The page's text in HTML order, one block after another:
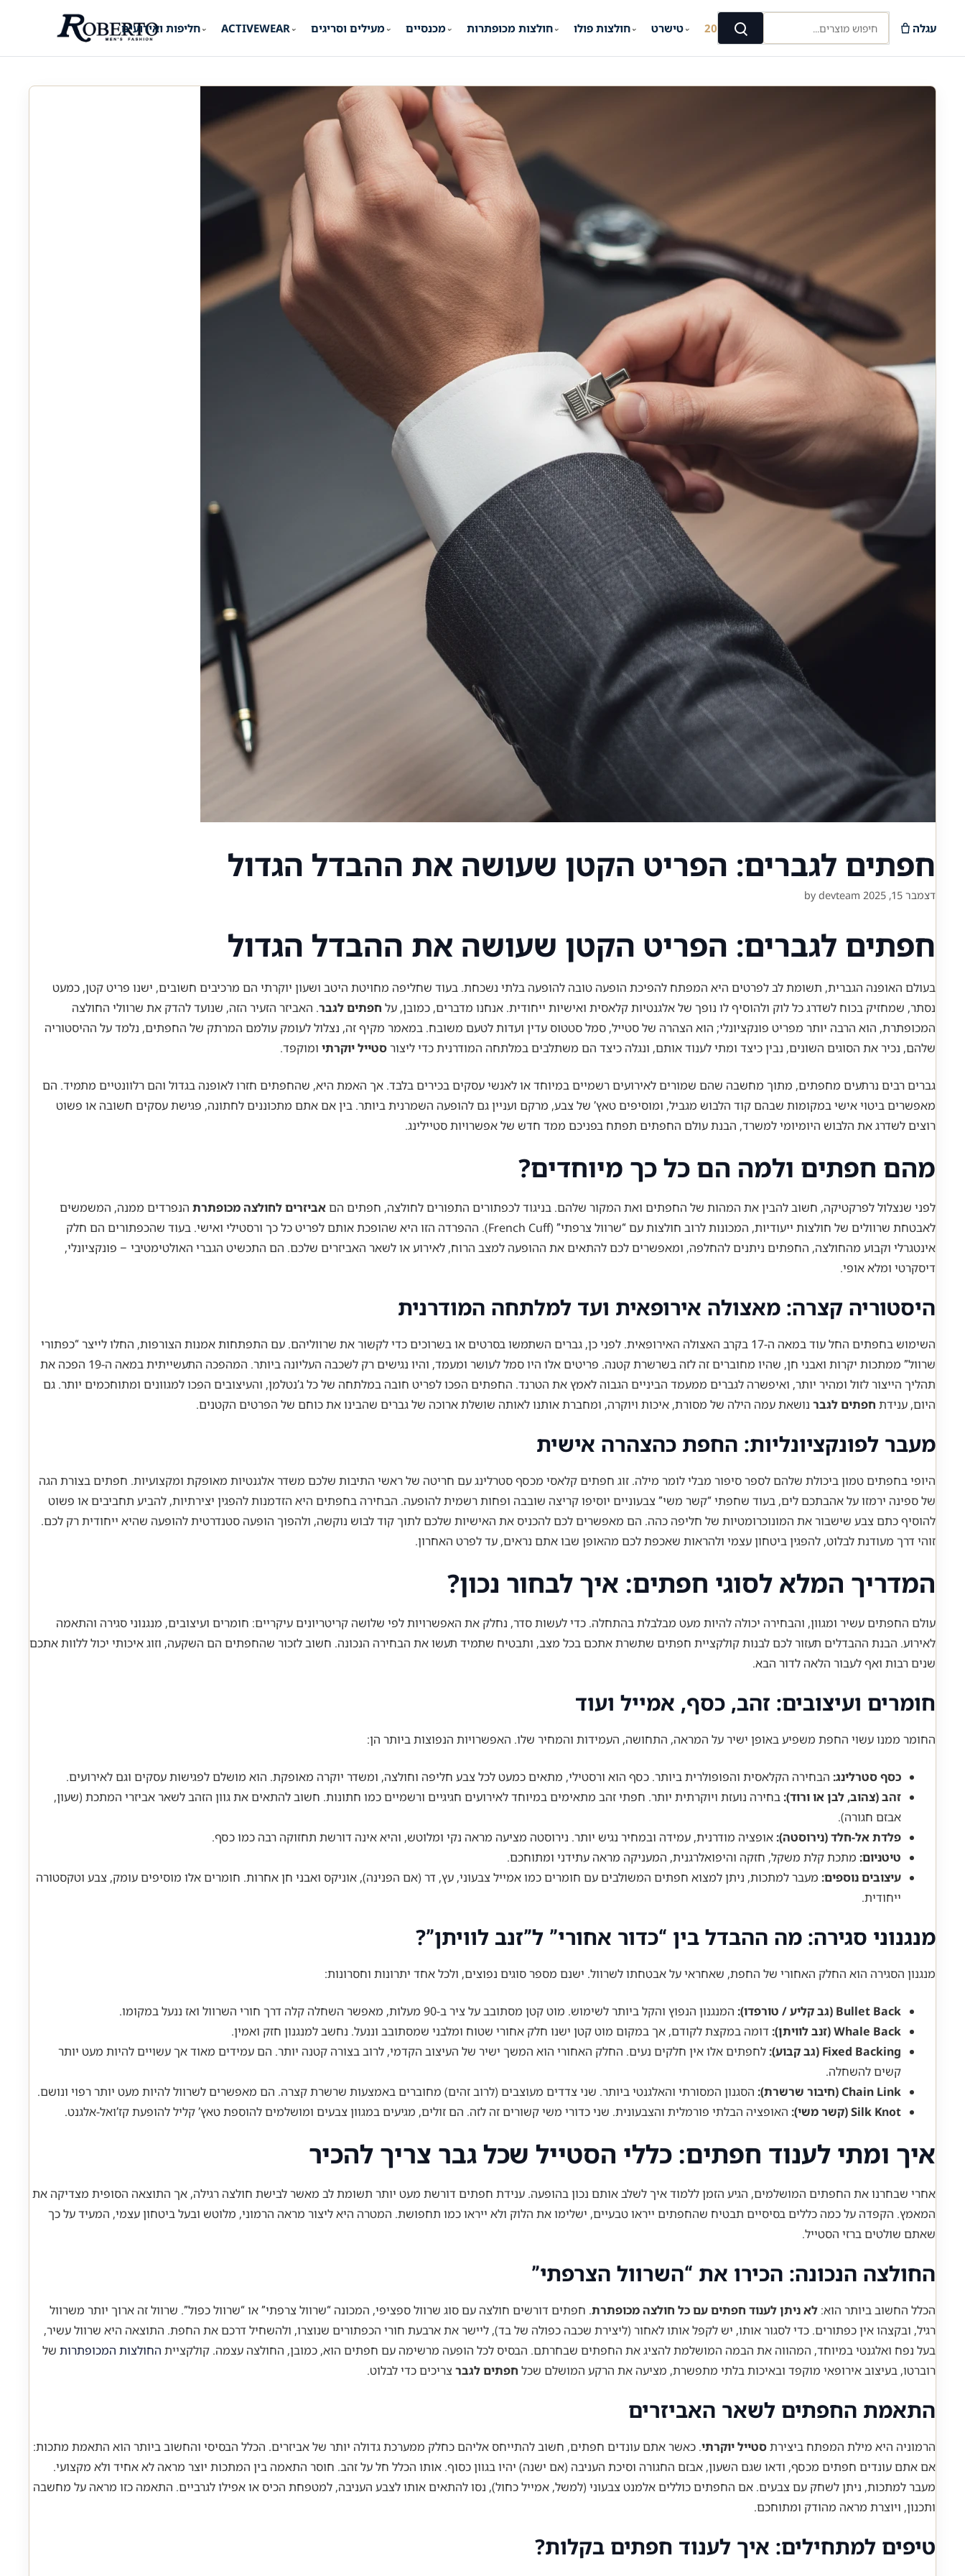
חליפות ואירועים⌄ ACTIVEWEAR ⌄ מעילים וסריגים⌄ מכנסיים⌄ חולצות מכופתרות⌄ חולצות פולו⌄ טישרט⌄ קיץ 2026 חיפוש מוצרים...
חיפוש עגלה
חפתים לגברים: הפריט הקטן שעושה את ההבדל הגדול
דצמבר 15, 2025 by devteam
חפתים לגברים: הפריט הקטן שעושה את ההבדל הגדול
בעולם האופנה הגברית, תשומת לב לפרטים היא המפתח להפיכת הופעה טובה להופעה בלתי נשכחת. בעוד שחליפה מחויטת היטב ושעון יוקרתי הם מרכיבים חשובים, ישנו פריט קטן, כמעט
נסתר, שמחזיק בכוח לשדרג כל לוק ולהוסיף לו נופך של אלגנטיות קלאסית ואישיות ייחודית. אנחנו מדברים, כמובן, על חפתים לגבר. האביזר הזעיר הזה, שנועד להדק את שרוולי החולצה
המכופתרת, הוא הרבה יותר מפריט פונקציונלי; הוא הצהרה של סטייל, סמל סטטוס עדין ועדות לטעם משובח. במאמר מקיף זה, נצלול לעומק עולמם המרתק של החפתים, נלמד על ההיסטוריה
שלהם, נכיר את הסוגים השונים, נבין כיצד ומתי לענוד אותם, ונגלה כיצד הם משתלבים במלתחה המודרנית כדי ליצורסטייל יוקרתי ומוקפד.
גברים רבים נרתעים מחפתים, מתוך מחשבה שהם שמורים לאירועים רשמיים במיוחד או לאנשי עסקים בכירים בלבד. אך האמת היא, שהחפתים חזרו לאופנה בגדול והם רלוונטיים מתמיד. הם
מאפשרים ביטוי אישי במקומות שבהם קוד הלבוש מגביל, ומוסיפים טאץ’ של צבע, מרקם ועניין גם להופעה השמרנית ביותר. בין אם אתם מתכוננים לחתונה, פגישת עסקים חשובה או פשוט
רוצים לשדרג את הלבוש היומיומי למשרד, הבנת עולם החפתים תפתח בפניכם ממד חדש של אפשרויות סטיילינג.
מהם חפתים ולמה הם כל כך מיוחדים?
לפני שנצלול לפרקטיקה, חשוב להבין את המהות של החפתים ואת המקור שלהם. בניגוד לכפתורים התפורים לחולצה, חפתים הםאביזרים לחולצה מכופתרת הנפרדים ממנה, המשמשים
לאבטחת שרוולים של חולצות ייעודיות, המכונות לרוב חולצות עם “שרוול צרפתי” (French Cuff). ההפרדה הזו היא שהופכת אותם לפריט כל כך ורסטילי ואישי. בעוד שהכפתורים הם חלק
אינטגרלי וקבוע מהחולצה, החפתים ניתנים להחלפה, ומאפשרים לכם להתאים את ההופעה למצב הרוח, לאירוע או לשאר האביזרים שלכם. הם התכשיט הגברי האולטימטיבי – פונקציונלי,
דיסקרטי ומלא אופי.
היסטוריה קצרה: מאצולה אירופאית ועד למלתחה המודרנית
השימוש בחפתים החל עוד במאה ה-17 בקרב האצולה האירופאית. לפני כן, גברים השתמשו בסרטים או בשרוכים כדי לקשור את שרווליהם. עם התפתחות אמנות הצורפות, החלו לייצר “כפתורי
שרוול” ממתכות יקרות ואבני חן, שהיו מחוברים זה לזה בשרשרת קטנה. פריטים אלו היו סמל לעושר ומעמד, והיו נגישים רק לשכבה העליונה ביותר. המהפכה התעשייתית במאה ה-19 הפכה את
תהליך הייצור לזול ומהיר יותר, ואיפשרה לגברים ממעמד הביניים הגבוה לאמץ את הטרנד. החפתים הפכו לפריט חובה במלתחה של כל ג’נטלמן, והעיצובים הפכו למגוונים ומתוחכמים יותר. גם
היום, ענידת חפתים לגבר נושאת עמה הילה של מסורת, איכות ויוקרה, ומחברת אותנו לאותה שושלת ארוכה של גברים שהבינו את כוחם של הפרטים הקטנים.
מעבר לפונקציונליות: החפת כהצהרה אישית
היופי בחפתים טמון ביכולת שלהם לספר סיפור מבלי לומר מילה. זוג חפתים קלאסי מכסף סטרלינג עם חריטה של ראשי התיבות שלכם משדר אלגנטיות מאופקת ומקצועיות. חפתים בצורת הגה
של ספינה ירמזו על אהבתכם לים, בעוד שחפתי “קשר משי” צבעוניים יוסיפו קריצה שובבה ופחות רשמית להופעה. הבחירה בחפתים היא הזדמנות להפגין יצירתיות, להביע תחביבים או פשוט
להוסיף כתם צבע שישבור את המונוכרומטיות של חליפה כהה. הם מאפשרים לכם להכניס את האישיות שלכם לתוך קוד לבוש נוקשה, ולהפוך הופעה סטנדרטית להופעה שהיא ייחודית רק לכם.
זוהי דרך מעודנת לבלוט, להפגין ביטחון עצמי ולהראות שאכפת לכם מהאופן שבו אתם נראים, עד לפרט האחרון.
המדריך המלא לסוגי חפתים: איך לבחור נכון?
עולם החפתים עשיר ומגוון, והבחירה יכולה להיות מעט מבלבלת בהתחלה. כדי לעשות סדר, נחלק את האפשרויות לפי שלושה קריטריונים עיקריים: חומרים ועיצובים, מנגנוני סגירה והתאמה
לאירוע. הבנת ההבדלים תעזור לכם לבנות קולקציית חפתים שתשרת אתכם בכל מצב, ותבטיח שתמיד תעשו את הבחירה הנכונה. חשוב לזכור שהחפתים הם השקעה, וזוג איכותי יכול ללוות אתכם
שנים רבות ואף לעבור הלאה לדור הבא.
חומרים ועיצובים: זהב, כסף, אמייל ועוד
החומר ממנו עשוי החפת משפיע באופן ישיר על המראה, התחושה, העמידות והמחיר שלו. האפשרויות הנפוצות ביותר הן:
כסף סטרלינג: הבחירה הקלאסית והפופולרית ביותר. כסף הוא ורסטילי, מתאים כמעט לכל צבע חליפה וחולצה, ומשדר יוקרה מאופקת. הוא מושלם לפגישות עסקים וגם לאירועים.
זהב (צהוב, לבן או ורוד): בחירה נועזת ויוקרתית יותר. חפתי זהב מתאימים במיוחד לאירועים חגיגיים ורשמיים כמו חתונות. חשוב להתאים את גוון הזהב לשאר אביזרי המתכת (שעון,
אבזם חגורה).
פלדת אל-חלד (נירוסטה): אופציה מודרנית, עמידה ובמחיר נגיש יותר. נירוסטה מציעה מראה נקי ומלוטש, והיא אינה דורשת תחזוקה רבה כמו כסף.
טיטניום: מתכת קלת משקל, חזקה והיפואלרגנית, המעניקה מראה עתידני ומתוחכם.
עיצובים נוספים: מעבר למתכות, ניתן למצוא חפתים המשולבים עם חומרים כמו אמייל צבעוני, עץ, דר (אם הפנינה), אוניקס ואבני חן אחרות. חומרים אלו מוסיפים עומק, צבע וטקסטורה
ייחודית.
מנגנוני סגירה: מה ההבדל בין “כדור אחורי” ל”זנב לוויתן”?
מנגנון הסגירה הוא החלק האחורי של החפת, שאחראי על אבטחתו לשרוול. ישנם מספר סוגים נפוצים, ולכל אחד יתרונות וחסרונות:
Bullet Back (גב קליע / טורפדו):
המנגנון הנפוץ והקל ביותר לשימוש. מוט קטן מסתובב על ציר ב-90 מעלות, מאפשר השחלה קלה דרך חורי השרוול ואז ננעל במקומו.
Whale Back (זנב לוויתן):
דומה במקצת לקודם, אך במקום מוט קטן ישנו חלק אחורי שטוח ומלבני שמסתובב וננעל. נחשב למנגנון חזק ואמין.
Fixed Backing (גב קבוע):
לחפתים אלו אין חלקים נעים. החלק האחורי הוא המשך ישיר של העיצוב הקדמי, לרוב בצורה קטנה יותר. הם עמידים מאוד אך עשויים להיות מעט יותר
קשים להשחלה.
Chain Link (חיבור שרשרת):
הסגנון המסורתי והאלגנטי ביותר. שני צדדים מעוצבים (לרוב זהים) מחוברים באמצעות שרשרת קצרה. הם מאפשרים לשרוול להיות מעט יותר רפוי ונושם.
Silk Knot (קשר משי):
האופציה הבלתי פורמלית והצבעונית. שני כדורי משי קשורים זה לזה. הם זולים, מגיעים במגוון צבעים ומושלמים להוספת טאץ’ קליל להופעת קז’ואל-אלגנט.
איך ומתי לענוד חפתים: כללי הסטייל שכל גבר צריך להכיר
אחרי שבחרנו את החפתים המושלמים, הגיע הזמן ללמוד איך לשלב אותם נכון בהופעה. ענידת חפתים דורשת מעט יותר תשומת לב מאשר לבישת חולצה רגילה, אך התוצאה הסופית מצדיקה את
המאמץ. הקפדה על כמה כללים בסיסיים תבטיח שהחפתים ייראו טבעיים, ישלימו את הלוק ולא ייראו כמו תחפושת. המטרה היא ליצור מראה הרמוני, מלוטש ובעל ביטחון עצמי, המעיד על כך
שאתם שולטים ברזי הסטייל.
החולצה הנכונה: הכירו את “השרוול הצרפתי”
הכלל החשוב ביותר הוא: לא ניתן לענוד חפתים עם כל חולצה מכופתרת. חפתים דורשים חולצה עם סוג שרוול ספציפי, המכונה “שרוול צרפתי” או “שרוול כפול”. שרוול זה ארוך יותר משרוול
רגיל, ובקצהו אין כפתורים. כדי לסגור אותו, יש לקפל אותו לאחור (ליצירת שכבה כפולה של בד), ליישר את ארבעת חורי הכפתורים שנוצרו, ולהשחיל דרכם את החפת. התוצאה היא שרוול עשיר,
בעל נפח ואלגנטי במיוחד, המהווה את הבמה המושלמת להציג את החפתים שבחרתם. הבסיס לכל הופעה מרשימה עם חפתים הוא, כמובן, החולצה עצמה. קולקציית החולצות המכופתרות של
רוברטו, בעיצוב אירופאי מוקפד ובאיכות בלתי מתפשרת, מציעה את הרקע המושלם שכל חפתים לגבר צריכים כדי לבלוט.
התאמת החפתים לשאר האביזרים
הרמוניה היא מילת המפתח ביצירתסטייל יוקרתי. כאשר אתם עונדים חפתים, חשוב להתייחס אליהם כחלק ממערכת גדולה יותר של אביזרים. הכלל הבסיסי והחשוב ביותר הוא התאמת מתכות:
אם אתם עונדים חפתים מכסף, ודאו שגם השעון, אבזם החגורה וסיכת העניבה (אם ישנה) יהיו בגוון כסוף. אותו הכלל חל על זהב. חוסר התאמה בין המתכות יוצר מראה לא אחיד ולא מקצועי.
מעבר למתכות, ניתן לשחק עם צבעים. אם החפתים כוללים אלמנט צבעוני (למשל, אמייל כחול), נסו להתאים אותו לצבע העניבה, למטפחת הכיס או אפילו לגרביים. התאמה כזו מראה על מחשבה
ותכנון, ויוצרת מראה מהודק ומתוחכם.
טיפים למתחילים: איך לענוד חפתים בקלות?